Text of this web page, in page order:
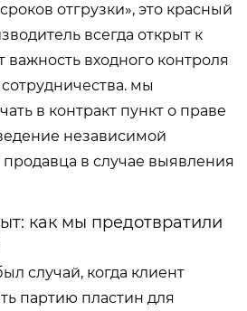
отгрузки», это красный
всегда открыт к
важность входного контроля
мы
в контракт пункт о праве
независимой
продавца в случае выявления
как мы предотвратили
случай, когда клиент
партию пластин для